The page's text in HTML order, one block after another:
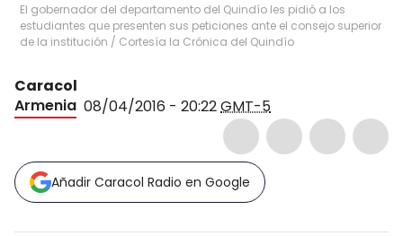
El gobernador del departamento del Quindío les pidió a los
estudiantes que presenten sus peticiones ante el consejo superior
de la institución / Cortesía la Crónica del Quindío
Caracol
Armenia 08/04/2016 - 20:22GMT-5
Añadir Caracol Radio en Google